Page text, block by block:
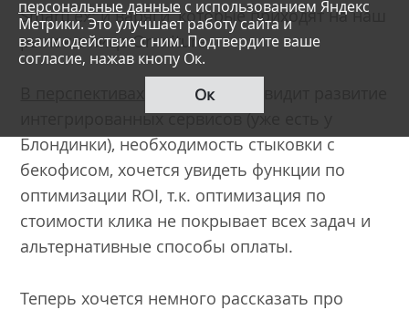
SmartLex; и варяги, которые приходят на наш
рынок в лице Omniture.
СЦУКО Роман видит развитие
интегрированных сервисов (уже есть у
Блондинки), необходимость стыковки с
бекофисом, хочется увидеть функции по
оптимизации ROI, т.к. оптимизация по
стоимости клика не покрывает всех задач и
альтернативные способы оплаты.
Теперь хочется немного рассказать про
персональные данные с использованием Яндекс
Метрики. Это улучшает работу сайта и
взаимодействие с ним. Подтвердите ваше
согласие, нажав кнопу Ок.
Ок